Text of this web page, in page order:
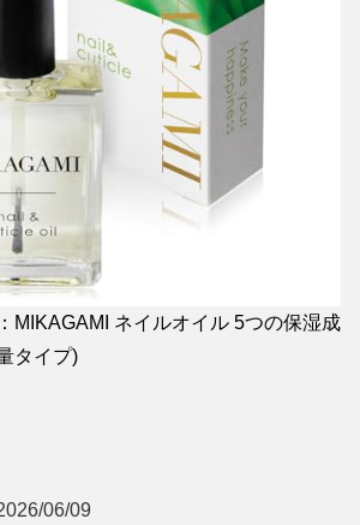
MIKAGAMI ネイルオイル 5つの保湿成
タイプ)
06/09